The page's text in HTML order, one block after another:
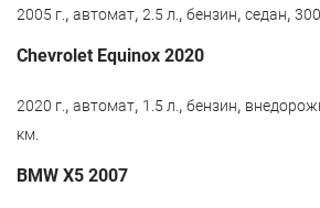
2005 г., автомат, 2.5 л., бензин, седан,
Chevrolet Equinox 2020
2020 г., автомат, 1.5 л., бензин,
км.
BMW X5 2007